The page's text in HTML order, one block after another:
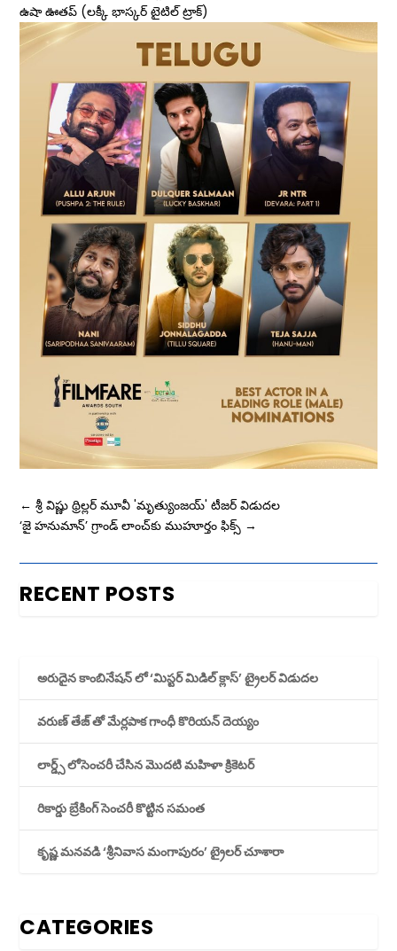
ఉషా ఊతప్‌ (లక్కీ భాస్కర్‌ టైటిల్‌ ట్రాక్‌)
←శ్రీ విష్ణు థ్రిల్లర్ మూవీ 'మృత్యుంజయ్' టీజర్ విడుదల
‘జై హనుమాన్’ గ్రాండ్ లాంచ్‌కు ముహూర్తం ఫిక్స్ →
RECENT POSTS
అరుదైన కాంబినేషన్ లో ‘మిస్టర్ మిడిల్ క్లాస్’ ట్రైలర్ విడుదల
వరుణ్ తేజ్ తో మేర్లపాక గాంధీ కొరియన్ దెయ్యం
లార్డ్స్ లోసెంచరీ చేసిన మొదటి మహిళా క్రికెటర్
రికార్డు బ్రేకింగ్ సెంచరీ కొట్టిన సమంత
కృష్ణ మనవడి ‘శ్రీనివాస మంగాపురం’ ట్రైలర్ చూశారా
CATEGORIES